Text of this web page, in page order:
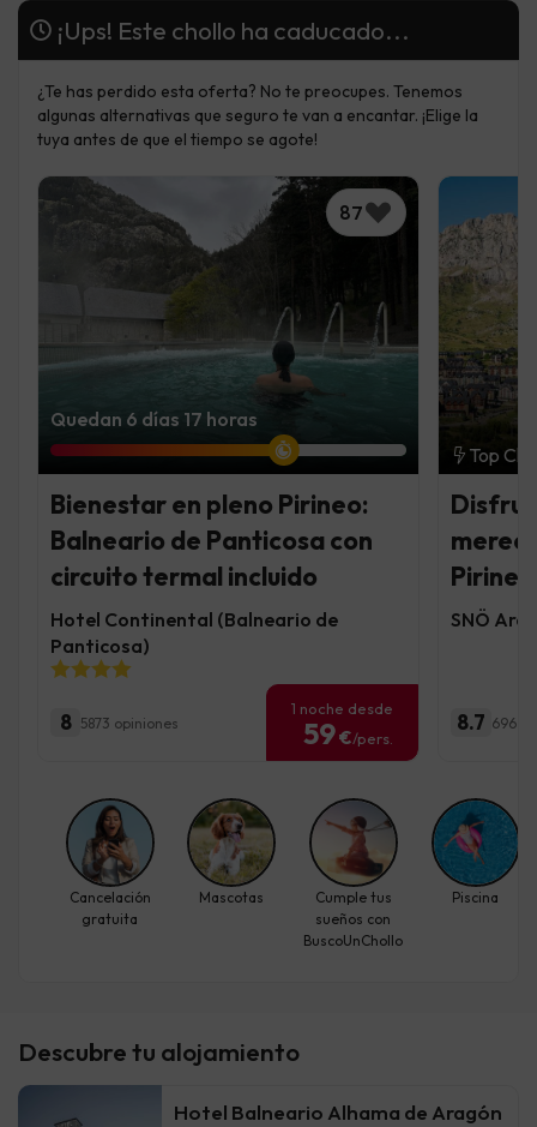
Descubre tu alojamiento
Hotel Balneario Alhama de Aragón
¡Ups! Este chollo ha caducado...
¿Te has perdido esta oferta? No te preocupes. Tenemos
algunas alternativas que seguro te van a encantar. ¡Elige la
tuya antes de que el tiempo se agote!
87
Quedan 6 días 17 horas
Bienestar en pleno Pirineo:
Balneario de Panticosa con
circuito termal incluido
Hotel Continental (Balneario de
Panticosa)
8 5873 opiniones
1 noche desde
59€/pers.
Top
SNÖ
8.7 696
Cancelación
gratuita
Mascotas
Cumple tus
sueños con
BuscoUnChollo
Piscina